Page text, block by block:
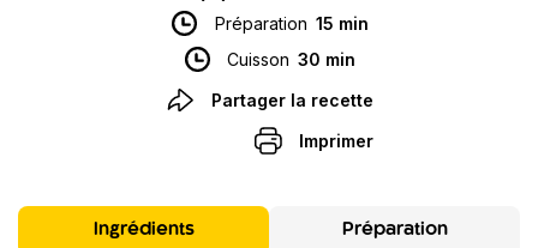
Préparation 15 min
Cuisson 30 min
Partager la recette
Imprimer
Ingrédients Préparation